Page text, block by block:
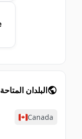
البلدان المتاحة(
1
)
Canada